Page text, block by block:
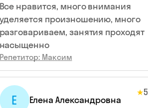
Все нравится, много внимания
уделяется произношению, много
разговариваем, занятия проходят
насыщенно
Репетитор: Максим
Е Елена Александровна
★5